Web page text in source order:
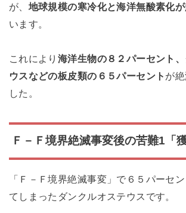
が、 地球規模の寒冷化と海洋無酸素化
います。
これにより 海洋生物の８２パーセント
ウスなどの板皮類の６５パーセント が
した。
Ｆ－Ｆ境界絶滅事変後の苦難1「
「Ｆ－Ｆ境界絶滅事変」で６５パーセ
てしまったダンクルオステウスです。